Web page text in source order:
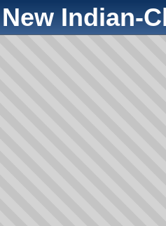
New Indian-